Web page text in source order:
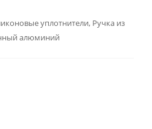
уплотнители, Ручка из
алюминий